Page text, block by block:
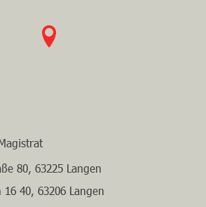
Navigation
80, 63225 Langen
16 40, 63206 Langen